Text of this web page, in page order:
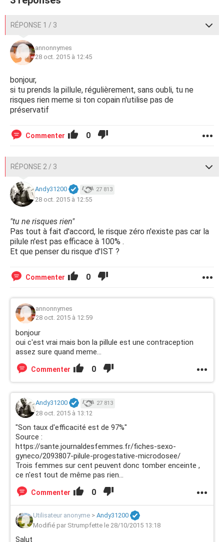
RÉPONSE 1 / 3
annonnymes
28 oct. 2015 à 12:45
bonjour,
si tu prends la pillule, régulièrement, sans oubli, tu ne
risques rien meme si ton copain n'utilise pas de
préservatif
Commenter 0
RÉPONSE 2 / 3
Andy31200 27 813
28 oct. 2015 à 12:55
"tu ne risques rien"
Pas tout à fait d'accord, le risque zéro n'existe pas car la
pilule n'est pas efficace à 100% .
Et que penser du risque d'IST ?
Commenter 0
annonnymes
28 oct. 2015 à 12:59
bonjour
oui c'est vrai mais bon la pillule est une contraception
assez sure quand meme...
Commenter 0
Andy31200 27 813
28 oct. 2015 à 13:12
"Son taux d'efficacité est de 97%"
Source :
https://sante.journaldesfemmes.fr/fiches-sexo-
gyneco/2093807-pilule-progestative-microdosee/
Trois femmes sur cent peuvent donc tomber enceinte ,
ce n'est tout de même pas rien...
Commenter 0
Utilisateur anonyme > Andy31200
Modifié par Strumpfette le 28/10/2015 13:18
Salut